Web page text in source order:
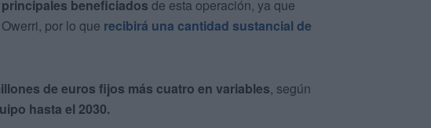
beneficiados de esta operación, ya que
por lo que recibirá una cantidad sustancial de
de euros fijos más cuatro en variables, según
hasta el 2030.